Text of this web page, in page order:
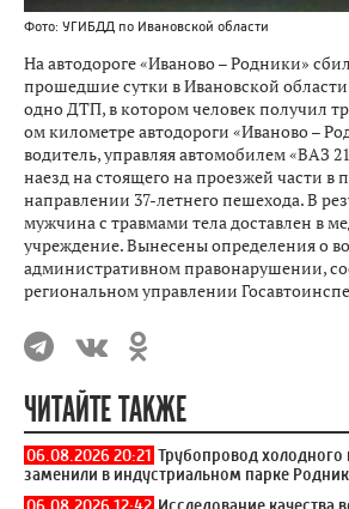
Фото: УГИБДД по Ивановской области
На автодороге «Иваново – Родники»
прошедшие сутки в Ивановской
одно ДТП, в котором человек получил
ом километре автодороги «Иваново –
водитель, управляя автомобилем «ВАЗ
наезд на стоящего на проезжей части в
направлении 37-летнего пешехода. В
мужчина с травмами тела доставлен в
учреждение. Вынесены определения о
административном правонарушении,
региональном управлении
ЧИТАЙТЕ ТАКЖЕ
06.08.2026 20:21 Трубопровод
заменили в индустриальном парке
06.08.2026 12:42 Исследование качества